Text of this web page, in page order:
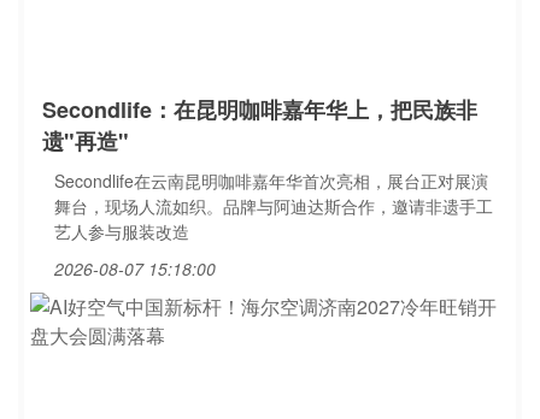
Secondlife：在昆明咖啡嘉年华上，把民族非
遗"再造"
Secondlife在云南昆明咖啡嘉年华首次亮相，展台正对展演
舞台，现场人流如织。品牌与阿迪达斯合作，邀请非遗手工
艺人参与服装改造
2026-08-07 15:18:00